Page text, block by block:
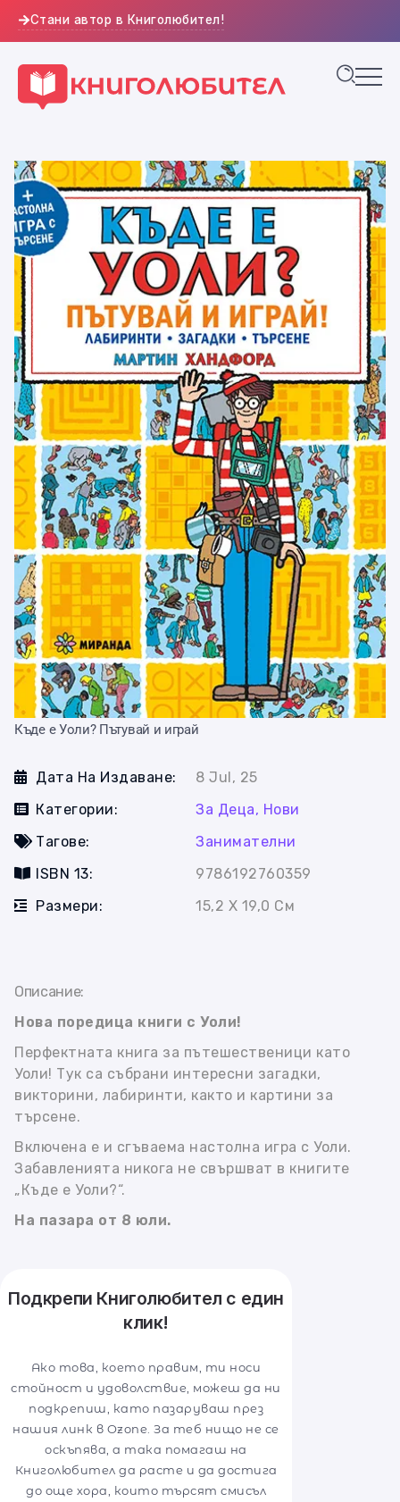
Стани автор в Книголюбител!
Къде е Уоли? Пътувай и играй
Дата На Издаване:
8 Jul, 25
Категории:
За Деца, Нови
Тагове:
Занимателни
ISBN 13:
9786192760359
Размери:
15,2 Х 19,0 См
Описание:
Нова поредица книги с Уоли!
Перфектната книга за пътешественици като
Уоли! Тук са събрани интересни загадки,
викторини, лабиринти, както и картини за
търсене.
Включена е и сгъваема настолна игра с Уоли.
Забавленията никога не свършват в книгите
„Къде е Уоли?“.
На пазара от 8 юли.
Подкрепи Книголюбител с един
клик!
Ако това, което правим, ти носи
стойност и удоволствие, можеш да ни
подкрепиш, като пазаруваш през
нашия линк в Ozone. За теб нищо не се
оскъпява, а така помагаш на
Книголюбител да расте и да достига
до още хора, които търсят смисъл